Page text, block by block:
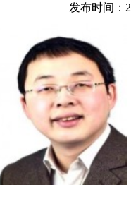
发布时间：